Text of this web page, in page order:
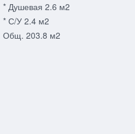
* Душевая 2.6 м2
* С/У 2.4 м2
Общ. 203.8 м2